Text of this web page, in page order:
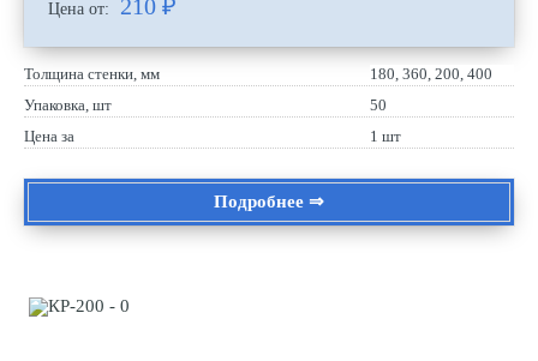
Цена от: 210 ₽
Толщина стенки, мм
180, 360, 200, 400
Упаковка, шт
50
Цена за
1 шт
Подробнее ⇒